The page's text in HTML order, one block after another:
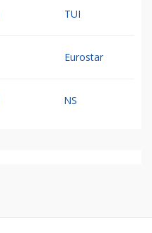
TUI
Eurostar
NS